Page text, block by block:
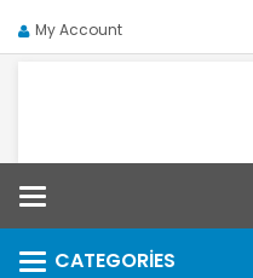
My Account
CATEGORIES
Categories